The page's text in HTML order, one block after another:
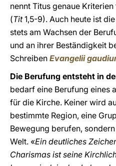
nennt Titus genaue
(Tit1,5-9). Auch heute ist
stets am Wachsen der
und an ihrer Beständigkeit
Schreiben Evangelii
Die Berufung entsteht in
bedarf eine Berufung eines
für die Kirche. Keiner wird
bestimmte Region, eine
Bewegung berufen,
Welt. «Ein deutliches
Charismas ist seine